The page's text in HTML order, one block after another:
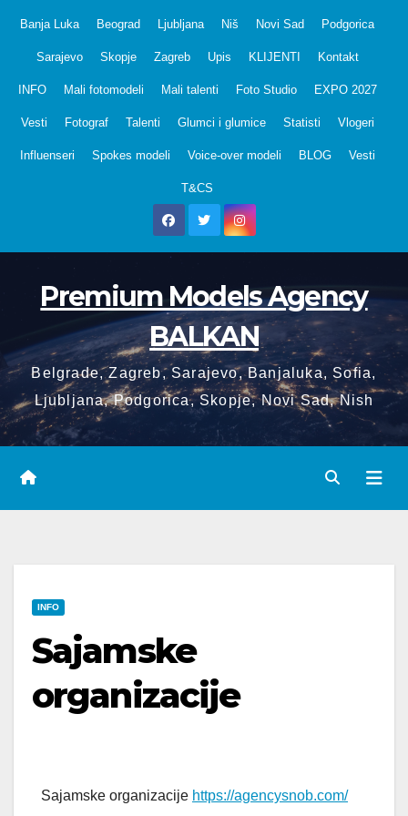
Banja Luka Beograd Ljubljana Niš Novi Sad Podgorica
Sarajevo Skopje Zagreb Upis KLIJENTI Kontakt
INFO Mali fotomodeli Mali talenti Foto Studio EXPO 2027
Vesti Fotograf Talenti Glumci i glumice Statisti Vlogeri
Influenseri Spokes modeli Voice-over modeli BLOG Vesti
T&CS
Premium Models Agency
BALKAN
Belgrade, Zagreb, Sarajevo, Banjaluka, Sofia,
Ljubljana, Podgorica, Skopje, Novi Sad, Nish
INFO
Sajamske
organizacije
Sajamske organizacije https://agencysnob.com/